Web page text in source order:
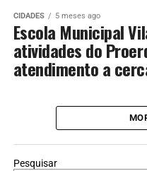
CIDADES 5 meses ago
Escola Municipal
atividades do
atendimento a
Pesquisar